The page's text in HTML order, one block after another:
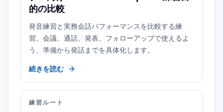
的の比較
発音練習と実務会話パフォーマンスを比較する練
習。会議、通話、発表、フォローアップで使えるよ
う、準備から発話までを具体化します。
続きを読む
練習ルート